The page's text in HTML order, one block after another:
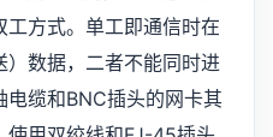
方式。单工即通信时在
）数据，二者不能同时进
缆和BNC插头的网卡其